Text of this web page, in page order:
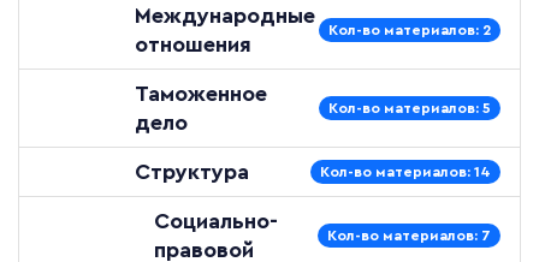
Международные
отношения
Кол-во материалов: 2
Таможенное
дело
Кол-во материалов: 5
Структура Кол-во материалов: 14
Социально-
правовой
Кол-во материалов: 7